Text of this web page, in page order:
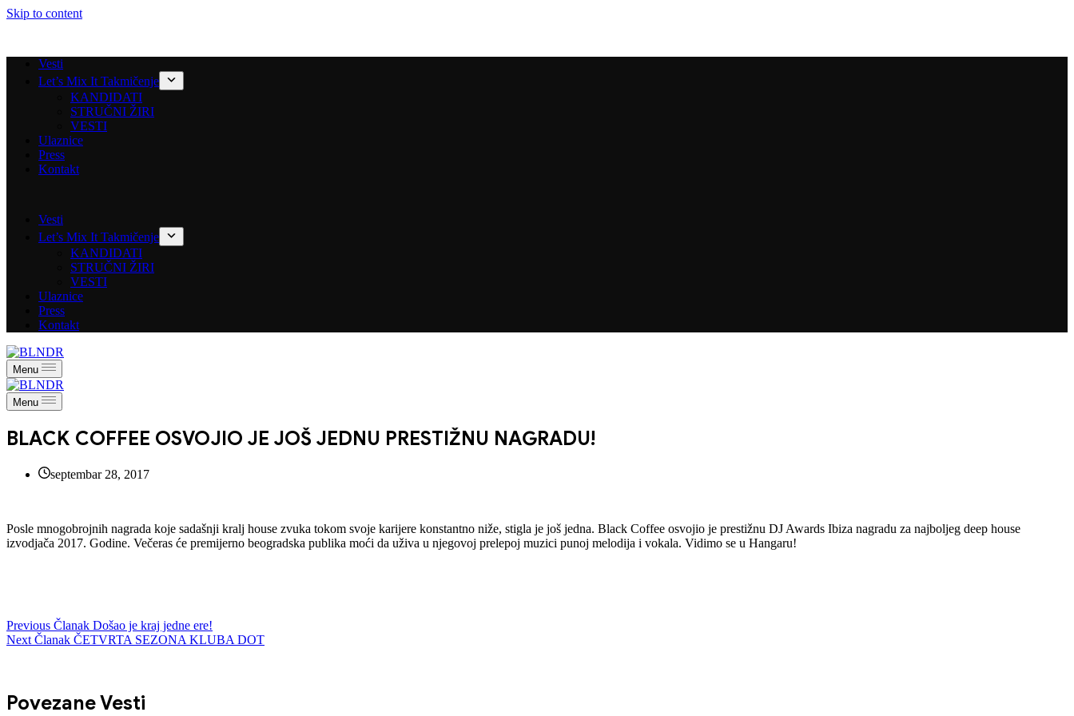
Skip to content
Vesti
Let’s Mix It Takmičenje
KANDIDATI
STRUČNI ŽIRI
VESTI
Ulaznice
Press
Kontakt
Vesti
Let’s Mix It Takmičenje
KANDIDATI
STRUČNI ŽIRI
VESTI
Ulaznice
Press
Kontakt
Menu
Menu
BLACK COFFEE OSVOJIO JE JOŠ JEDNU PRESTIŽNU NAGRADU!
septembar 28, 2017
Posle mnogobrojnih nagrada koje sadašnji kralj house zvuka tokom svoje karijere konstantno niže, stigla je još jedna. Black Coffee osvojio je prestižnu DJ Awards Ibiza nagradu za najboljeg deep house
izvodjača 2017. Godine. Večeras će premijerno beogradska publika moći da uživa u njegovoj prelepoj muzici punoj melodija i vokala. Vidimo se u Hangaru!
Previous Članak Došao je kraj jedne ere!
Next Članak ČETVRTA SEZONA KLUBA DOT
Povezane Vesti